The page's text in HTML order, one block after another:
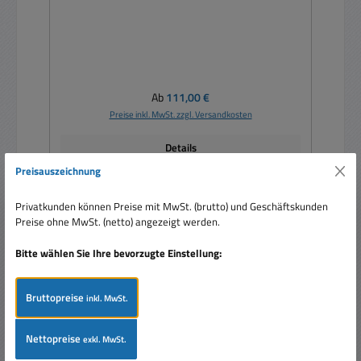
Regulärer Preis:
Ab111,00 €
Preise inkl. MwSt. zzgl. Versandkosten
Details
Tipp
Preisauszeichnung
Privatkunden können Preise mit MwSt. (brutto) und Geschäftskunden
Preise ohne MwSt. (netto) angezeigt werden.
Bitte wählen Sie Ihre bevorzugte Einstellung:
Bruttopreiseinkl. MwSt.
Nettopreiseexkl. MwSt.